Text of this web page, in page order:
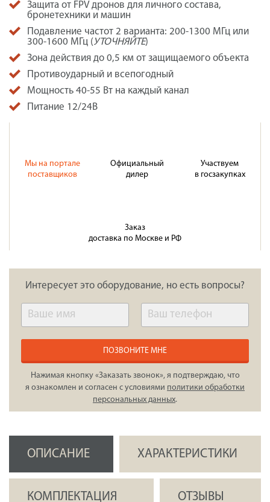
Защита от FPV дронов для личного состава,
бронетехники и машин
Подавление частот 2 варианта: 200-1300 МГц или
300-1600 МГц (УТОЧНЯЙТЕ)
Зона действия до 0,5 км от защищаемого объекта
Противоударный и всепогодный
Мощность 40-55 Вт на каждый канал
Питание 12/24В
Мы на портале
поставщиков
Официальный
дилер
Участвуем
в госзакупках
Заказ
доставка по Москве и РФ
Интересует это оборудование, но есть вопросы?
ПОЗВОНИТЕ МНЕ
Нажимая кнопку «Заказать звонок», я подтверждаю, что
я ознакомлен и согласен с условиями политики обработки
персональных данных.
ОПИСАНИЕ ХАРАКТЕРИСТИКИ
КОМПЛЕКТАЦИЯ ОТЗЫВЫ